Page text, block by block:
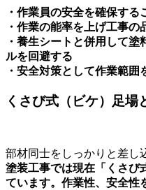
・作業員の安全を確保する
・作業の能率を上げ工事の
・養生シートと併用して
ルを回避する
・安全対策として作業範囲
くさび式（ビケ）足場
部材同士をしっかりと差し
塗装工事では現在「くさび
ています。作業性、安全性